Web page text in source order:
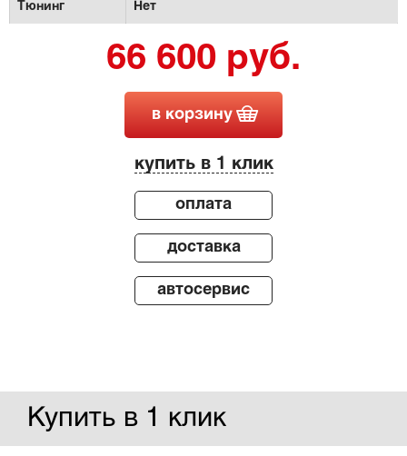
Тюнинг Нет
66 600 руб.
в корзину
купить в 1 клик
оплата
доставка
автосервис
Купить в 1 клик